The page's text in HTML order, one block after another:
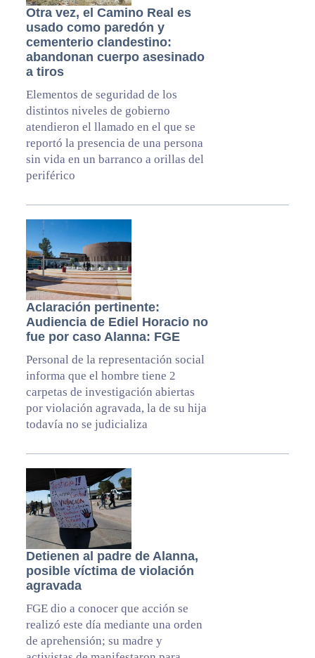
Otra vez, el Camino Real es
usado como paredón y
cementerio clandestino:
abandonan cuerpo asesinado
a tiros
Elementos de seguridad de los
distintos niveles de gobierno
atendieron el llamado en el que se
reportó la presencia de una persona
sin vida en un barranco a orillas del
periférico
Aclaración pertinente:
Audiencia de Ediel Horacio no
fue por caso Alanna: FGE
Personal de la representación social
informa que el hombre tiene 2
carpetas de investigación abiertas
por violación agravada, la de su hija
todavía no se judicializa
Detienen al padre de Alanna,
posible víctima de violación
agravada
FGE dio a conocer que acción se
realizó este día mediante una orden
de aprehensión; su madre y